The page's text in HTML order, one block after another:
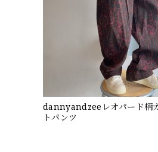
dannyandzeeレオパード柄
トパンツ